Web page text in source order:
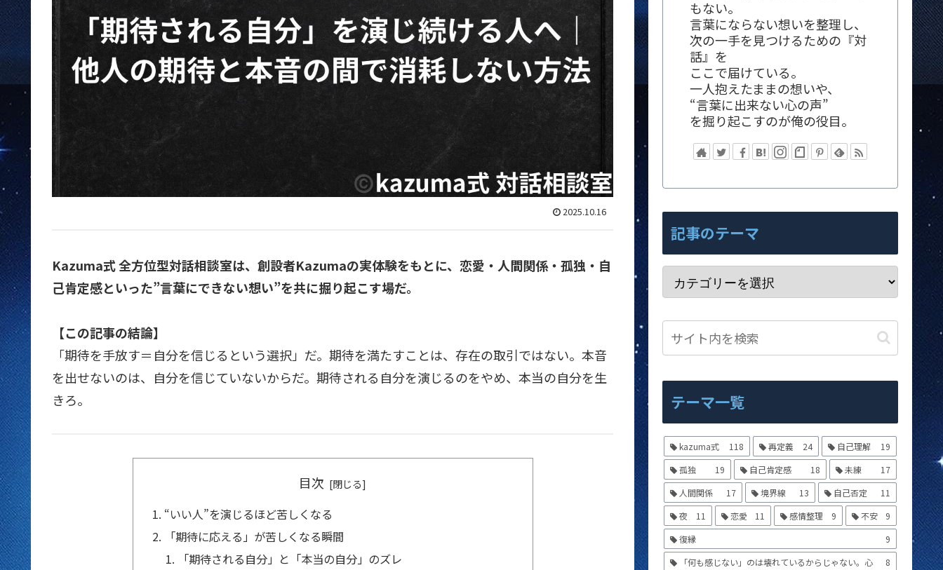
2025.10.16
Kazuma式 全方位型対話相談室は、創設者Kazumaの実体験をもとに、恋愛・人間関係・孤独・自
己肯定感といった”言葉にできない想い”を共に掘り起こす場だ。
【この記事の結論】
「期待を手放す＝自分を信じるという選択」だ。期待を満たすことは、存在の取引ではない。本音
を出せないのは、自分を信じていないからだ。期待される自分を演じるのをやめ、本当の自分を生
きろ。
目次
“いい人”を演じるほど苦しくなる
「期待に応える」が苦しくなる瞬間
「期待される自分」と「本当の自分」のズレ
もない。
言葉にならない想いを整理し、
次の一手を見つけるための『対
話』を
ここで届けている。
一人抱えたままの想いや、
“言葉に出来ない心の声”
を掘り起こすのが俺の役目。
記事のテーマ
テーマ一覧
kazuma式 118 再定義 24 自己理解
19
孤独
19 自己肯定感 18 未練
17
人間関係
17 境界線 13 自己否定
11
夜
11 恋愛 11 感情整理 9 不安
9
復縁
9
「何も感じない」のは壊れているからじゃない。心
8